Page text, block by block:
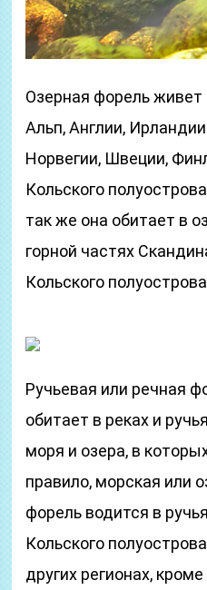
Озерная форель живет
Альп, Англии,
Норвегии, Швеции,
Кольского
так же она обитает в
горной частях
Кольского
Ручьевая или речная
обитает в реках и
моря и озера, в
правило, морская или
форель водится в
Кольского
других регионах,